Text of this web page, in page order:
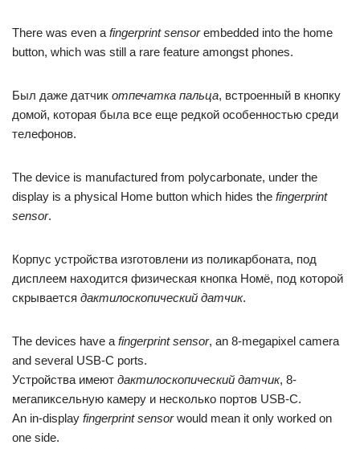
There was even a fingerprint sensorembedded into the home
button, which was still a rare feature amongst phones.
Был даже датчик отпечатка пальца, встроенный в кнопку
домой, которая была все еще редкой особенностью среди
телефонов.
The device is manufactured from polycarbonate, under the
display is a physical Home button which hides the fingerprint
sensor.
Корпус устройства изготовлени из поликарбоната, под
дисплеем находится физическая кнопка Номё, под которой
скрывается дактилоскопический датчик.
The devices have a fingerprint sensor, an 8-megapixel camera
and several USB-C ports.
Устройства имеют дактилоскопический датчик, 8-
мегапиксельную камеру и несколько портов USB-C.
An in-display fingerprint sensorwould mean it only worked on
one side.